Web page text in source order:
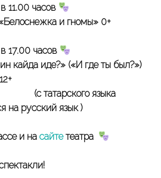
11.00 часов
и гномы» 0+
17.00 часов
кайда идең?» («И где ты был?»)
комедия 12+
языка
на русский язык )
и на сайтетеатра